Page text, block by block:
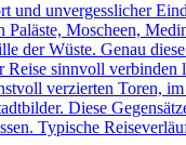
und unvergesslicher
Moscheen,
der Wüste. Genau
sinnvoll verbinden
verzierten Toren,
Diese
Typische